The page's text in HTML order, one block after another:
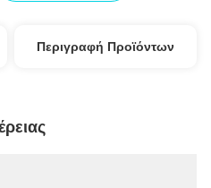
Περιγραφή Προϊόντων